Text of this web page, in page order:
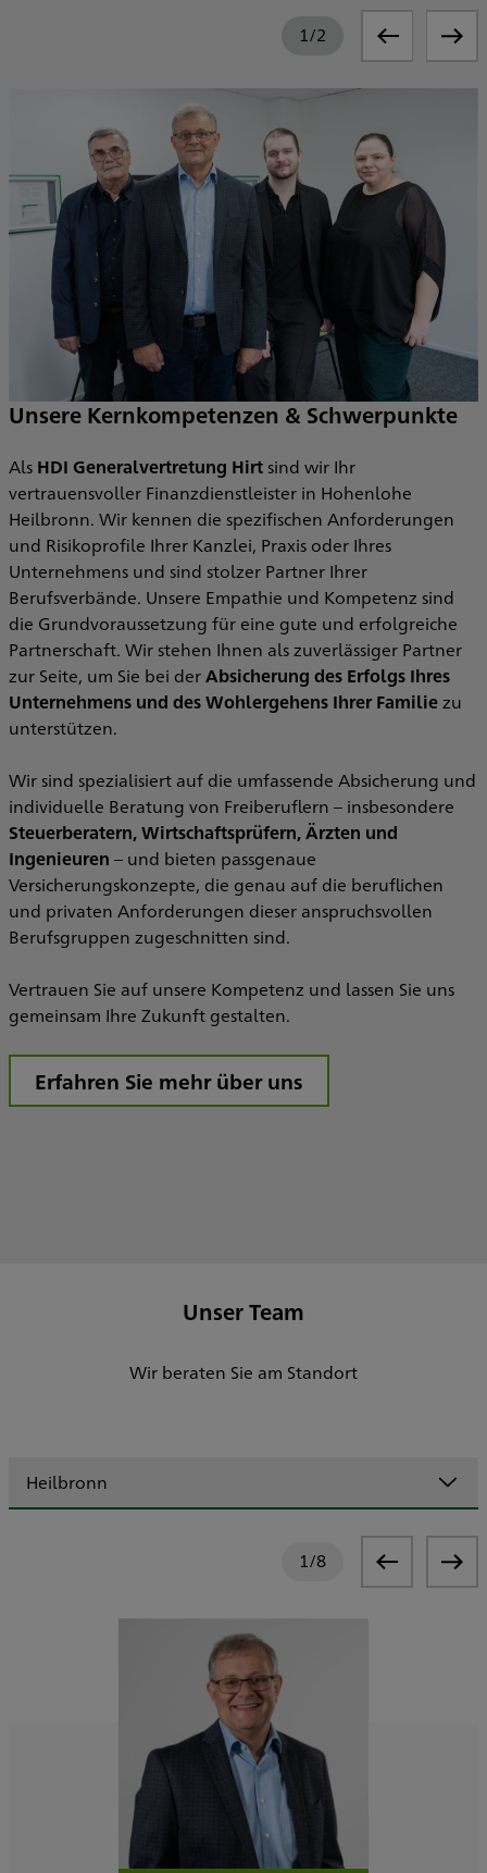
1/2
Unsere Kernkompetenzen & Schwerpunkte
Als HDI Generalvertretung Hirt sind wir Ihr
vertrauensvoller Finanzdienstleister in Hohenlohe
Heilbronn. Wir kennen die spezifischen Anforderungen
und Risikoprofile Ihrer Kanzlei, Praxis oder Ihres
Unternehmens und sind stolzer Partner Ihrer
Berufsverbände. Unsere Empathie und Kompetenz sind
die Grundvoraussetzung für eine gute und erfolgreiche
Partnerschaft. Wir stehen Ihnen als zuverlässiger Partner
zur Seite, um Sie bei derAbsicherung des Erfolgs Ihres
Unternehmens und des Wohlergehens Ihrer Familie zu
unterstützen.
Wir sind spezialisiert auf die umfassende Absicherung und
individuelle Beratung von Freiberuflern – insbesondere
Steuerberatern, Wirtschaftsprüfern, Ärzten und
Ingenieuren – und bieten passgenaue
Versicherungskonzepte, die genau auf die beruflichen
und privaten Anforderungen dieser anspruchsvollen
Berufsgruppen zugeschnitten sind.
Vertrauen Sie auf unsere Kompetenz und lassen Sie uns
gemeinsam Ihre Zukunft gestalten.
Erfahren Sie mehr über uns
Unser Team
Wir beraten Sie am Standort
Heilbronn
1/8